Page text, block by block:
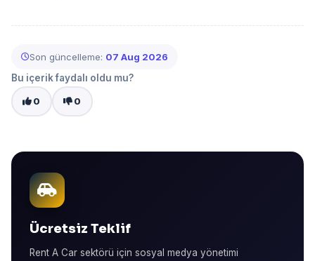
Son güncelleme: 07 Aug 2026
Bu içerik faydalı oldu mu?
0 0
Ücretsiz Teklif
Rent A Car sektörü için sosyal medya yönetimi